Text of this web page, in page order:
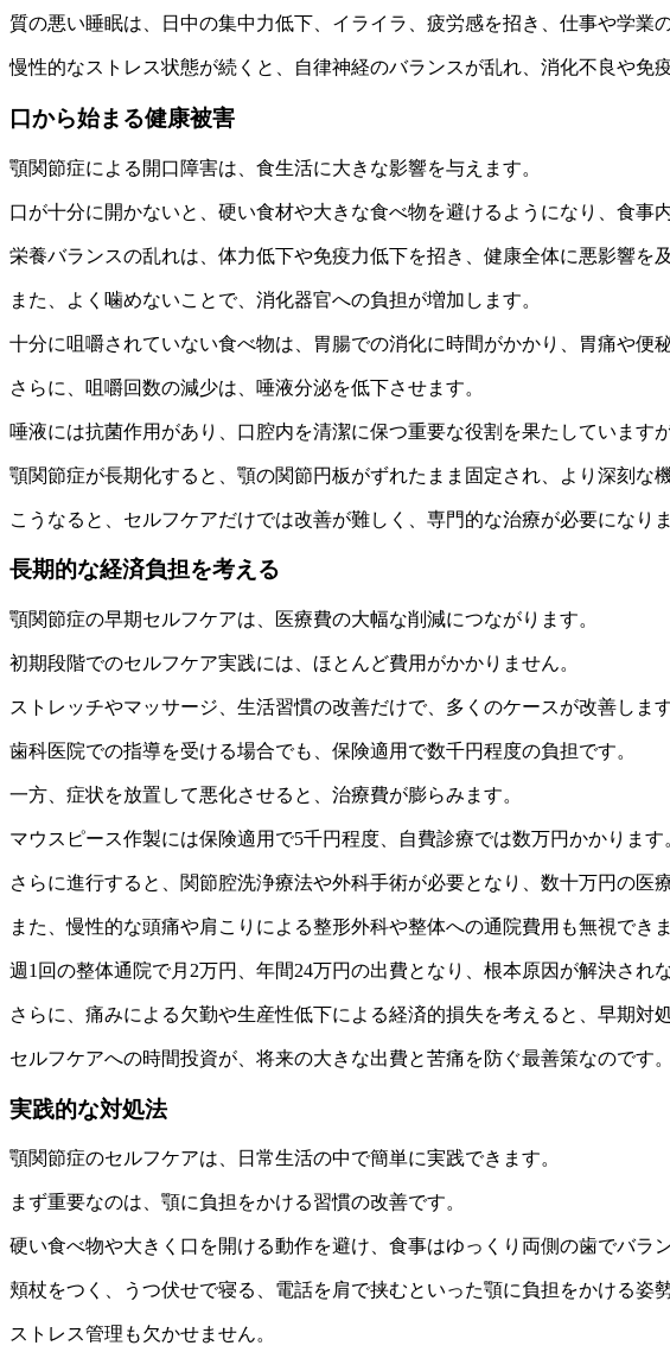
質の悪い睡眠は、日中の集中力低下、イライラ、疲労感を招き、仕事や学業
慢性的なストレス状態が続くと、自律神経のバランスが乱れ、消化不良や免
口から始まる健康被害
顎関節症による開口障害は、食生活に大きな影響を与えます。
口が十分に開かないと、硬い食材や大きな食べ物を避けるようになり、食事
栄養バランスの乱れは、体力低下や免疫力低下を招き、健康全体に悪影響を及
また、よく噛めないことで、消化器官への負担が増加します。
十分に咀嚼されていない食べ物は、胃腸での消化に時間がかかり、胃痛や便
さらに、咀嚼回数の減少は、唾液分泌を低下させます。
唾液には抗菌作用があり、口腔内を清潔に保つ重要な役割を果たしていま
顎関節症が長期化すると、顎の関節円板がずれたまま固定され、より深刻な
こうなると、セルフケアだけでは改善が難しく、専門的な治療が必要になりま
長期的な経済負担を考える
顎関節症の早期セルフケアは、医療費の大幅な削減につながります。
初期段階でのセルフケア実践には、ほとんど費用がかかりません。
ストレッチやマッサージ、生活習慣の改善だけで、多くのケースが改善します
歯科医院での指導を受ける場合でも、保険適用で数千円程度の負担です。
一方、症状を放置して悪化させると、治療費が膨らみます。
マウスピース作製には保険適用で5千円程度、自費診療では数万円かかります
さらに進行すると、関節腔洗浄療法や外科手術が必要となり、数十万円の医
また、慢性的な頭痛や肩こりによる整形外科や整体への通院費用も無視できま
週1回の整体通院で月2万円、年間24万円の出費となり、根本原因が解決され
さらに、痛みによる欠勤や生産性低下による経済的損失を考えると、早期対
セルフケアへの時間投資が、将来の大きな出費と苦痛を防ぐ最善策なのです。
実践的な対処法
顎関節症のセルフケアは、日常生活の中で簡単に実践できます。
まず重要なのは、顎に負担をかける習慣の改善です。
硬い食べ物や大きく口を開ける動作を避け、食事はゆっくり両側の歯でバラ
頬杖をつく、うつ伏せで寝る、電話を肩で挟むといった顎に負担をかける姿
ストレス管理も欠かせません。